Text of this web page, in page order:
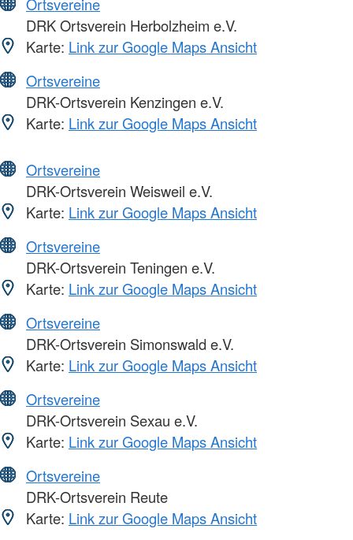
DRK Ortsverein Herbolzheim e.V.
Karte: Link zur Google Maps Ansicht
Ortsvereine
DRK-Ortsverein Kenzingen e.V.
Karte: Link zur Google Maps Ansicht
Ortsvereine
DRK-Ortsverein Weisweil e.V.
Karte: Link zur Google Maps Ansicht
Ortsvereine
DRK-Ortsverein Teningen e.V.
Karte: Link zur Google Maps Ansicht
Ortsvereine
DRK-Ortsverein Simonswald e.V.
Karte: Link zur Google Maps Ansicht
Ortsvereine
DRK-Ortsverein Sexau e.V.
Karte: Link zur Google Maps Ansicht
Ortsvereine
DRK-Ortsverein Reute
Karte: Link zur Google Maps Ansicht